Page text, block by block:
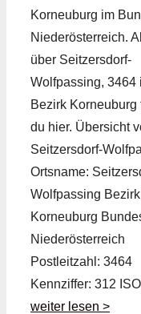
Korneuburg im
Niederösterreich.
über Seitzersdorf-
Wolfpassing, 3464
Bezirk Korneuburg
du hier. Übersicht
Seitzersdorf-
Ortsname:
Wolfpassing
Korneuburg
Niederösterreich
Postleitzahl: 3464
Kennziffer: 312
weiter lesen >